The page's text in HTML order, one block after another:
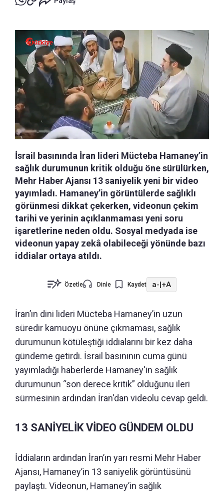
İsrail basınında İran lideri Mücteba Hamaney’in
sağlık durumunun kritik olduğu öne sürülürken,
Mehr Haber Ajansı 13 saniyelik yeni bir video
yayımladı. Hamaney’in görüntülerde sağlıklı
görünmesi dikkat çekerken, videonun çekim
tarihi ve yerinin açıklanmaması yeni soru
işaretlerine neden oldu. Sosyal medyada ise
videonun yapay zekâ olabileceği yönünde bazı
iddialar ortaya atıldı.
Özetle Dinle Kaydet a-|+A
İran’ın dini lideri Mücteba Hamaney’in uzun
süredir kamuoyu önüne çıkmaması, sağlık
durumunun kötüleştiği iddialarını bir kez daha
gündeme getirdi. İsrail basınının cuma günü
yayımladığı haberlerde Hamaney'in sağlık
durumunun “son derece kritik” olduğunu ileri
sürmesinin ardından İran'dan videolu cevap geldi.
13 SANİYELİK VİDEO GÜNDEM OLDU
İddiaların ardından İran’ın yarı resmi Mehr Haber
Ajansı, Hamaney’in 13 saniyelik görüntüsünü
paylaştı. Videonun, Hamaney’in sağlık